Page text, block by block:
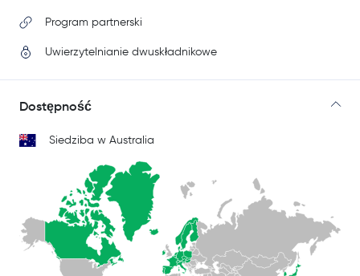
Program partnerski
Uwierzytelnianie dwuskładnikowe
Dostępność
Siedziba w Australia